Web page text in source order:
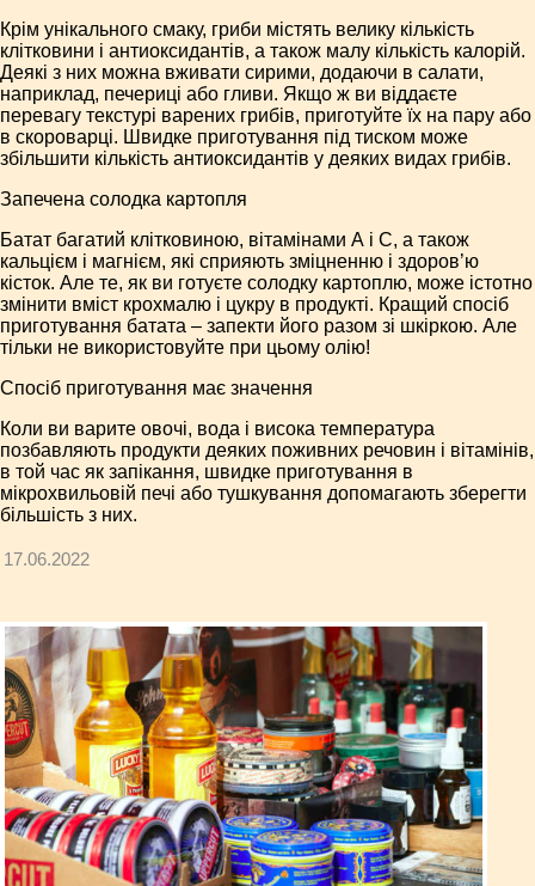
Крім унікального смаку, гриби містять велику кількість
клітковини і антиоксидантів, а також малу кількість калорій.
Деякі з них можна вживати сирими, додаючи в салати,
наприклад, печериці або гливи. Якщо ж ви віддаєте
перевагу текстурі варених грибів, приготуйте їх на пару або
в скороварці. Швидке приготування під тиском може
збільшити кількість антиоксидантів у деяких видах грибів.
Запечена солодка картопля
Батат багатий клітковиною, вітамінами А і С, а також
кальцієм і магнієм, які сприяють зміцненню і здоров’ю
кісток. Але те, як ви готуєте солодку картоплю, може істотно
змінити вміст крохмалю і цукру в продукті. Кращий спосіб
приготування батата – запекти його разом зі шкіркою. Але
тільки не використовуйте при цьому олію!
Спосіб приготування має значення
Коли ви варите овочі, вода і висока температура
позбавляють продукти деяких поживних речовин і вітамінів,
в той час як запікання, швидке приготування в
мікрохвильовій печі або тушкування допомагають зберегти
більшість з них.
17.06.2022